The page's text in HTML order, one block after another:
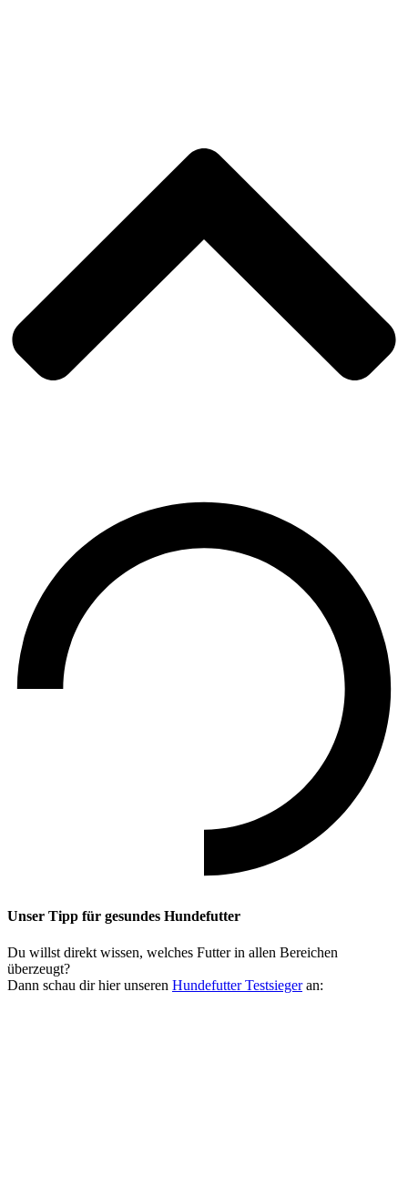
Unser Tipp für gesundes Hundefutter
Du willst direkt wissen, welches Futter in allen Bereichen
überzeugt?
Dann schau dir hier unseren Hundefutter Testsiegeran: